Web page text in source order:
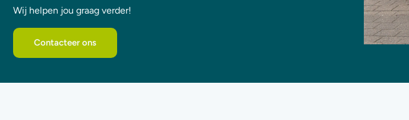
Wij helpen jou graag verder!
Contacteer ons